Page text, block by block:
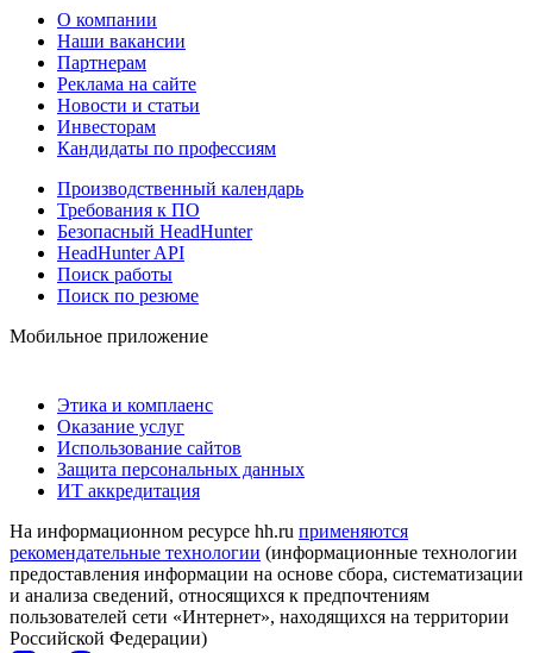
О компании
Наши вакансии
Партнерам
Реклама на сайте
Новости и статьи
Инвесторам
Кандидаты по профессиям
Производственный календарь
Требования к ПО
Безопасный HeadHunter
HeadHunter API
Поиск работы
Поиск по резюме
Мобильное приложение
Этика и комплаенс
Оказание услуг
Использование сайтов
Защита персональных данных
ИТ аккредитация
На информационном ресурсе hh.ru применяются
рекомендательные технологии (информационные технологии
предоставления информации на основе сбора, систематизации
и анализа сведений, относящихся к предпочтениям
пользователей сети «Интернет», находящихся на территории
Российской Федерации)